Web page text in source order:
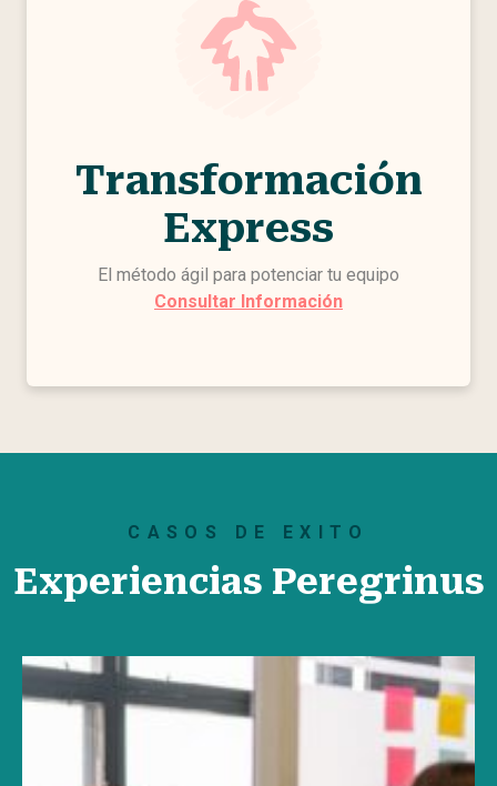
Transformación
Express
El método ágil para potenciar tu equipo
Consultar Información
CASOS DE EXITO
Experiencias Peregrinus